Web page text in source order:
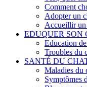
Comment
Adopter un
Accueillir un
EDUQUER SON
Education
Troubles du
SANTÉ DU
Maladies du
Symptômes